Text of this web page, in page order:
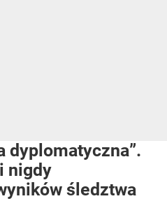
dyplomatyczna”.
nigdy
śledztwa